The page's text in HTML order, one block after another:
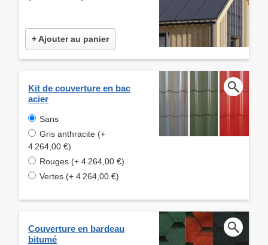
+ Ajouter au panier
Kit de couverture en bac
acier
Sans
Gris anthracite (+
4 264,00 €)
Rouges (+ 4 264,00 €)
Vertes (+ 4 264,00 €)
Couverture en bardeau
bitumé